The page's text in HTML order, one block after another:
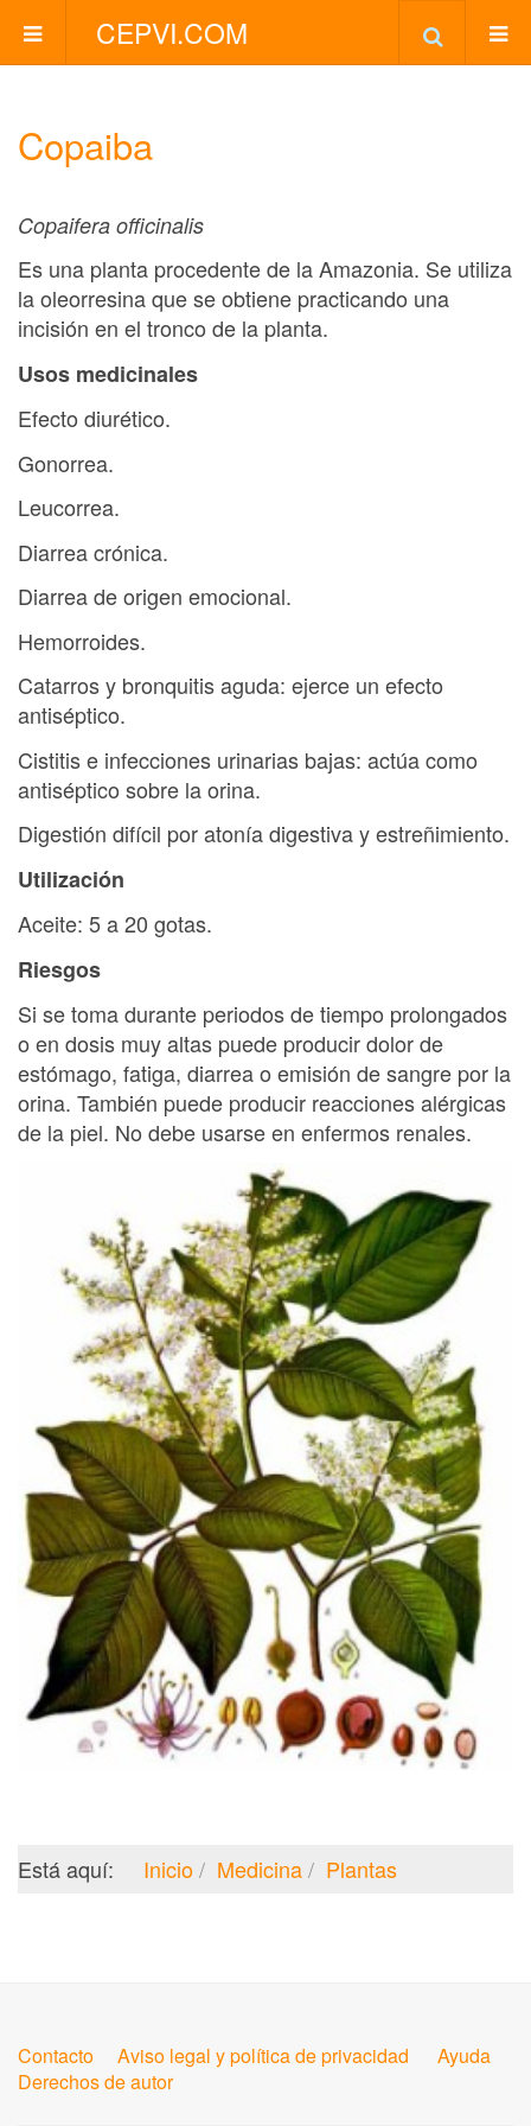
CEPVI.COM
Copaiba
Copaifera officinalis
Es una planta procedente de la Amazonia. Se utiliza
la oleorresina que se obtiene practicando una
incisión en el tronco de la planta.
Usos medicinales
Efecto diurético.
Gonorrea.
Leucorrea.
Diarrea crónica.
Diarrea de origen emocional.
Hemorroides.
Catarros y bronquitis aguda: ejerce un efecto
antiséptico.
Cistitis e infecciones urinarias bajas: actúa como
antiséptico sobre la orina.
Digestión difícil por atonía digestiva y estreñimiento.
Utilización
Aceite: 5 a 20 gotas.
Riesgos
Si se toma durante periodos de tiempo prolongados
o en dosis muy altas puede producir dolor de
estómago, fatiga, diarrea o emisión de sangre por la
orina. También puede producir reacciones alérgicas
de la piel. No debe usarse en enfermos renales.
Está aquí: Inicio Medicina Plantas
Contacto Aviso legal y política de privacidad
Ayuda
Derechos de autor